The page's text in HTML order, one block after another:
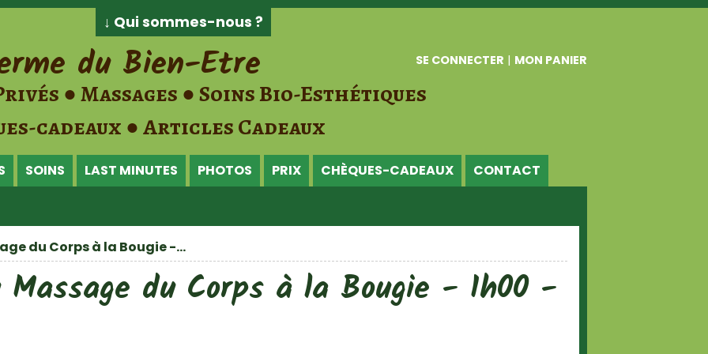
↓ Qui sommes-nous ?
SE CONNECTER | MON PANIER
du Bien-Etre
● Massages ● Soins Bio-Esthétiques
cadeaux ● Articles Cadeaux
SOINS LAST MINUTES PHOTOS PRIX CHÈQUES-CADEAUX CONTACT
du Corps à la Bougie -...
Massage du Corps à la Bougie - 1h00 -